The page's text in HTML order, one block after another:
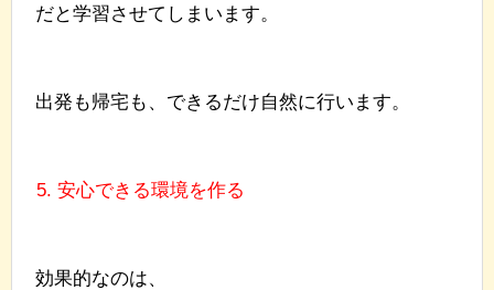
だと学習させてしまいます。
出発も帰宅も、できるだけ自然に行います。
5. 安心できる環境を作る
効果的なのは、